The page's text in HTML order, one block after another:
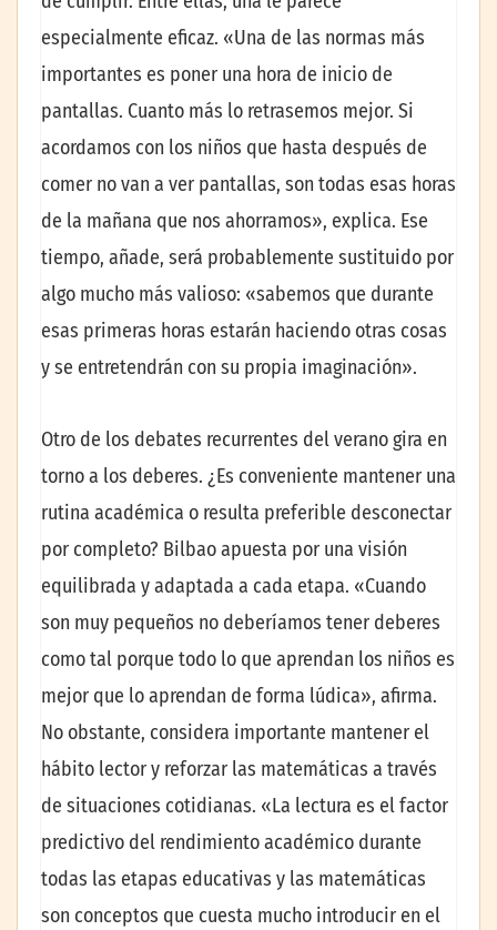
especialmente eficaz. «Una de las normas más
importantes es poner una hora de inicio de
pantallas. Cuanto más lo retrasemos mejor. Si
acordamos con los niños que hasta después de
comer no van a ver pantallas, son todas esas horas
de la mañana que nos ahorramos», explica. Ese
tiempo, añade, será probablemente sustituido por
algo mucho más valioso: «sabemos que durante
esas primeras horas estarán haciendo otras cosas
y se entretendrán con su propia imaginación».
Otro de los debates recurrentes del verano gira en
torno a los deberes. ¿Es conveniente mantener una
rutina académica o resulta preferible desconectar
por completo? Bilbao apuesta por una visión
equilibrada y adaptada a cada etapa. «Cuando
son muy pequeños no deberíamos tener deberes
como tal porque todo lo que aprendan los niños es
mejor que lo aprendan de forma lúdica», afirma.
No obstante, considera importante mantener el
hábito lector y reforzar las matemáticas a través
de situaciones cotidianas. «La lectura es el factor
predictivo del rendimiento académico durante
todas las etapas educativas y las matemáticas
son conceptos que cuesta mucho introducir en el